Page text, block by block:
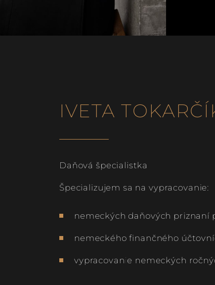
IVETA
Daňová špecialistka
Špecializujem sa na vypracovanie:
nemeckých daňových priznaní
nemeckého finančného
vypracovanie nemeckých